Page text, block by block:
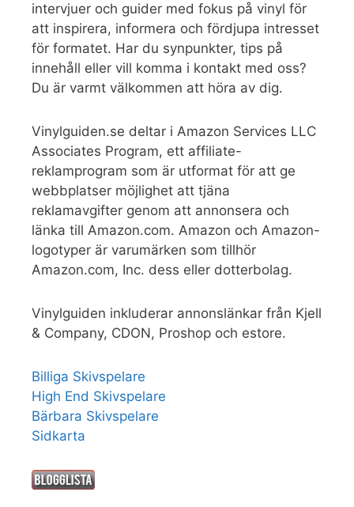
intervjuer och guider med fokus på vinyl för
att inspirera, informera och fördjupa intresset
för formatet. Har du synpunkter, tips på
innehåll eller vill komma i kontakt med oss?
Du är varmt välkommen att höra av dig.
Vinylguiden.se deltar i Amazon Services LLC
Associates Program, ett affiliate-
reklamprogram som är utformat för att ge
webbplatser möjlighet att tjäna
reklamavgifter genom att annonsera och
länka till Amazon.com. Amazon och Amazon-
logotyper är varumärken som tillhör
Amazon.com, Inc. dess eller dotterbolag.
Vinylguiden inkluderar annonslänkar från Kjell
& Company, CDON, Proshop och estore.
Billiga Skivspelare
High End Skivspelare
Bärbara Skivspelare
Sidkarta